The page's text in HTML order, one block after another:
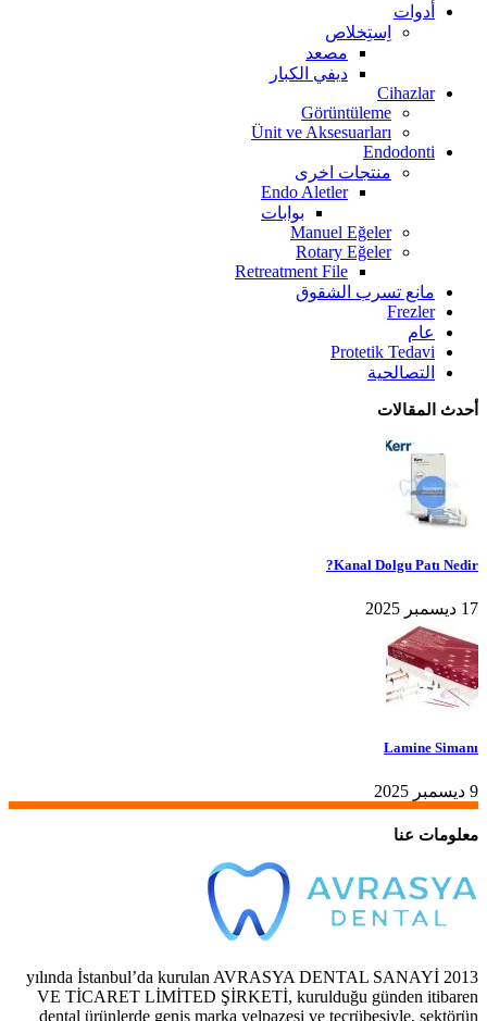
أدوات
اِستِخلاص
مصعد
ديفي الكبار
Cihazlar
Görüntüleme
Ünit ve Aksesuarları
Endodonti
منتجات اخرى
Endo Aletler
بوابات
Manuel Eğeler
Rotary Eğeler
Retreatment File
مانع تسرب الشقوق
Frezler
عام
Protetik Tedavi
التصالحية
أحدث المقالات
Kanal Dolgu Patı Nedir?
17 ديسمبر 2025
Lamine Simanı
9 ديسمبر 2025
معلومات عنا
2013 yılında İstanbul’da kurulan AVRASYA DENTAL SANAYİ
VE TİCARET LİMİTED ŞİRKETİ, kurulduğu günden itibaren
dental ürünlerde geniş marka yelpazesi ve tecrübesiyle, sektörün